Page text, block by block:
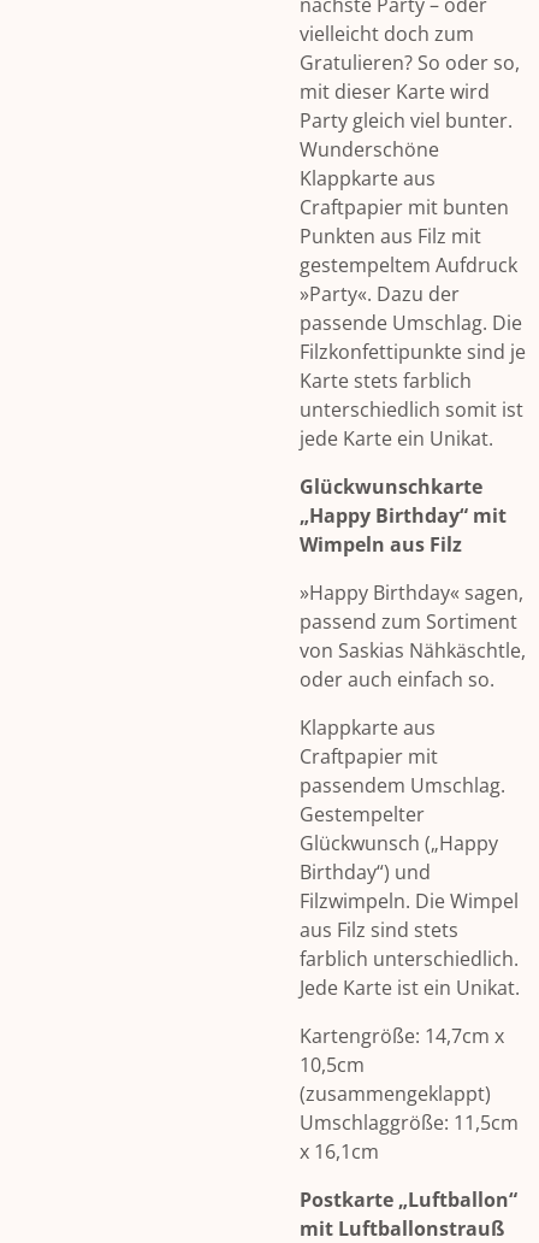
vielleicht doch zum
Gratulieren? So oder so,
mit dieser Karte wird
Party gleich viel bunter.
Wunderschöne
Klappkarte aus
Craftpapier mit bunten
Punkten aus Filz mit
gestempeltem Aufdruck
»Party«. Dazu der
passende Umschlag. Die
Filzkonfettipunkte sind je
Karte stets farblich
unterschiedlich somit ist
jede Karte ein Unikat.
Glückwunschkarte
„Happy Birthday“ mit
Wimpeln aus Filz
»Happy Birthday« sagen,
passend zum Sortiment
von Saskias Nähkäschtle,
oder auch einfach so.
Klappkarte aus
Craftpapier mit
passendem Umschlag.
Gestempelter
Glückwunsch („Happy
Birthday“) und
Filzwimpeln. Die Wimpel
aus Filz sind stets
farblich unterschiedlich.
Jede Karte ist ein Unikat.
Kartengröße: 14,7cm x
10,5cm
(zusammengeklappt)
Umschlaggröße: 11,5cm
x 16,1cm
Postkarte „Luftballon“
mit Luftballonstrauß